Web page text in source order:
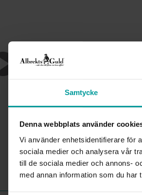
Samtycke
Denna webbplats använder
Vi använder enhetsidentifierare för
sociala medier och analysera vår
till de sociala medier och annons-
med annan information som du har